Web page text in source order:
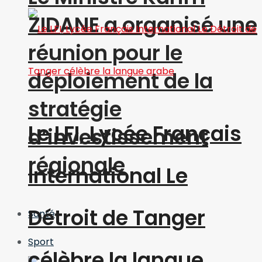
ZIDANE a organisé une
réunion pour le
déploiement de la
stratégie
d’investissement
régionale
Santé
Sport
Le LFI, Lycée Français
International Le
Détroit de Tanger